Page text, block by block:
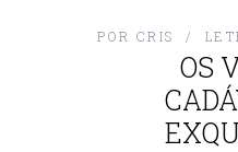
POR CRIS
OS